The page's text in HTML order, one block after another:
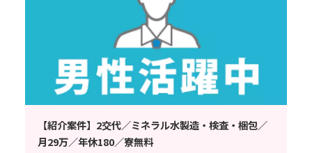
【紹介案件】2交代／ミネラル水製造・検査・梱包／
月29万／年休180／寮無料